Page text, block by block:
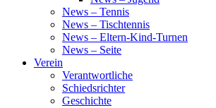
News – Tennis
News – Tischtennis
News – Eltern-Kind-Turnen
News – Seite
Verein
Verantwortliche
Schiedsrichter
Geschichte